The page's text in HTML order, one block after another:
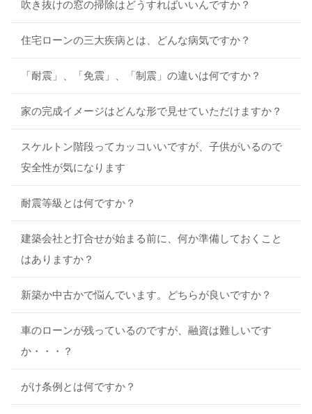
吹き抜けの窓の掃除はどうすればいいんですか？
住宅ローンの三大疾病とは、どんな病気ですか？
「耐震」、「免震」、「制震」の違いは何ですか？
家の完成イメージはどんな形で見せていただけますか？
スケルトン階段ってカッコいいですが、子供がいるので
安全性が気になります
耐震等級とは何ですか？
建築会社と打合せが始まる前に、何か準備しておくこと
はありますか？
新築か中古かで悩んでいます。どちらが良いですか？
車のローンが残っているのですが、融資は難しいです
か・・・？
がけ条例とは何ですか？